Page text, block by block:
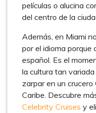
películas o alucina
del centro de la
Además, en Miami
por el idioma porque
español. Es el
la cultura tan
zarpar en un
Caribe. Descubre
Celebrity Cruises y